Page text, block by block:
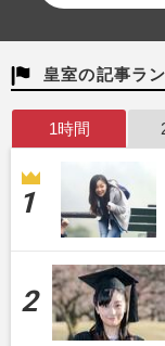
皇室の記事ラ
1時間